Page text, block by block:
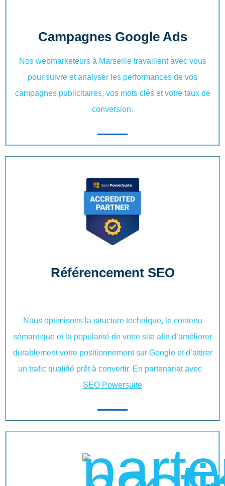
Campagnes Google Ads
Nos webmarketeurs à Marseille travaillent avec vous
pour suivre et analyser les performances de vos
campagnes publicitaires, vos mots clés et votre taux de
conversion.
Référencement SEO
Nous optimisons la structure technique, le contenu
sémantique et la popularité de votre site afin d’améliorer
durablement votre positionnement sur Google et d’attirer
un trafic qualifié prêt à convertir. En partenariat avec
SEO Powersuite